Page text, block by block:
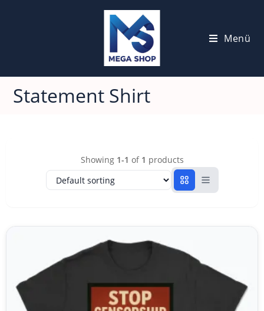
Menü
Statement Shirt
Showing 1-1 of 1 products